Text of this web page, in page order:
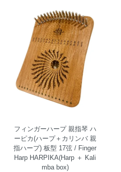
フィンガーハープ 親指琴 ハ
ーピカ(ハープ＋カリンバ 親
指ハープ) 板型 17弦 / Finger
Harp HARPIKA(Harp ＋ Kali
mba box)